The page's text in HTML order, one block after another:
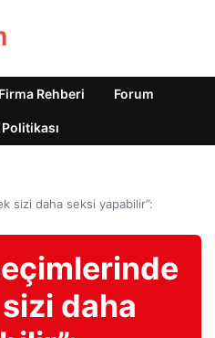
Firma Rehberi Forum
sizi daha seksi yapabilir”:
daha